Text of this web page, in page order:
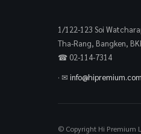
1/122-123 Soi
Tha-Rang, Bangken,
☎ 02-114-7314
· ✉ info@hipremium.com
© Copyright Hi Premium